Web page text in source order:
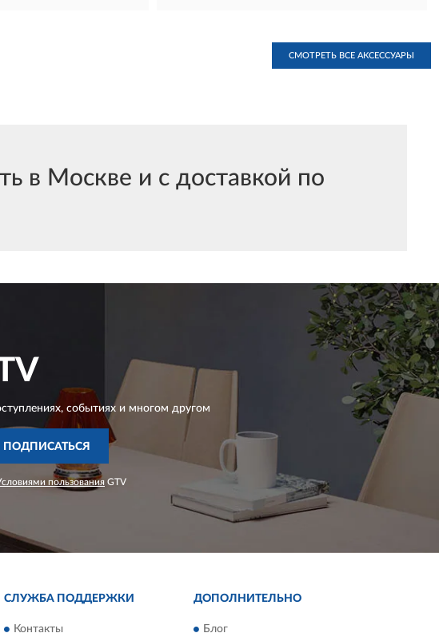
СМОТРЕТЬ ВСЕ АКСЕССУАРЫ
в Москве и с доставкой по
событиях и многом другом
ПОДПИСАТЬСЯ
пользования GTV
СЛУЖБА ПОДДЕРЖКИ
Контакты
ДОПОЛНИТЕЛЬНО
Блог